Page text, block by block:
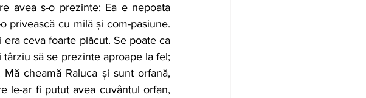
avea s-o prezinte: Ea e nepoata
privească cu milă și com-pasiune.
ceva foarte plăcut. Se poate ca
să se prezinte aproape la fel;
cheamă Raluca și sunt orfană,
le-ar fi putut avea cuvântul orfan,